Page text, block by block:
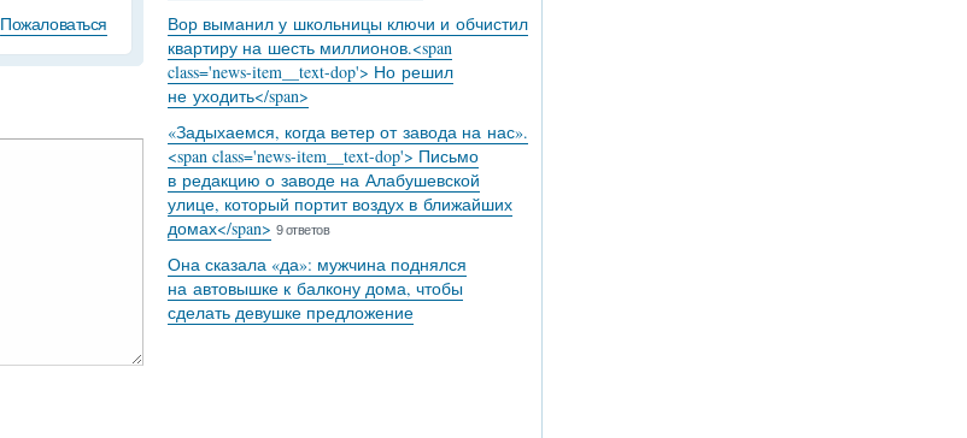
Пожаловаться
Вор выманил у школьницы ключи и обчистил
квартиру на шесть миллионов.<span
class='news-item__text-dop'> Но решил
не уходить</span>
«Задыхаемся, когда ветер от завода на нас».
<span class='news-item__text-dop'> Письмо
в редакцию о заводе на Алабушевской
улице, который портит воздух в ближайших
домах</span> 9 ответов
Она сказала «да»: мужчина поднялся
на автовышке к балкону дома, чтобы
сделать девушке предложение